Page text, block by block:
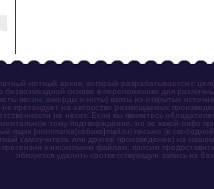
нотный архив, который разрабатывается с
безвозмездной основе в переложениях для
песен, аккорды и ноты) взяты из открытых
претендует на авторство размещаемых
не несет. Если вы являетесь
тому подтверждение, но по какой-либо
ящик (notomania[собака]mail.ru) письмо (в
самоучитель или другое произведение) на
к нескольким файлам, просим
обязуется удалить соответствующую запись из